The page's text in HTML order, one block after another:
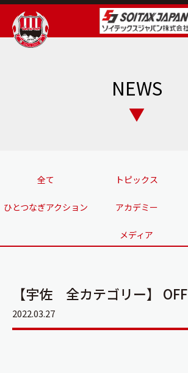
NEWS
全て トピックス
ひとつなぎアクション アカデミー
メディア
【宇佐 全カテゴリー】 OFF
2022.03.27